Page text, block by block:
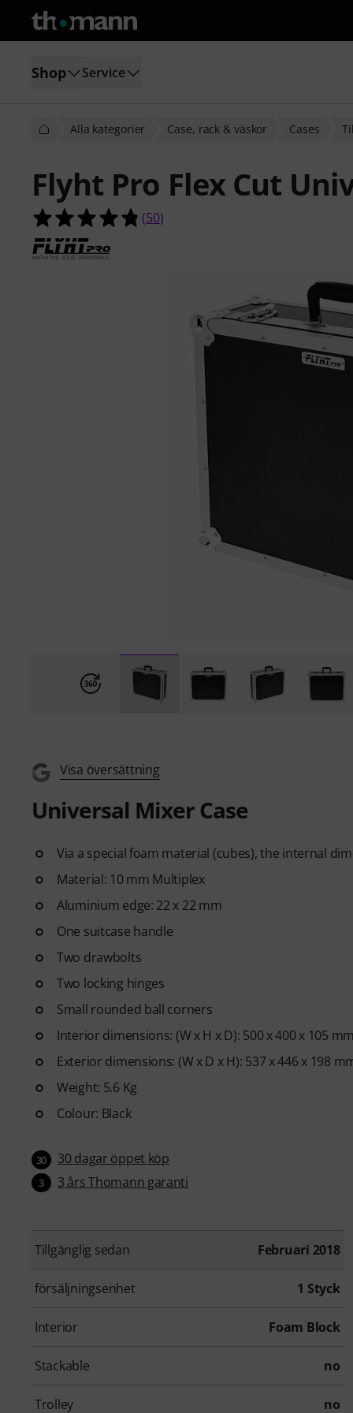
Shop Service
Alla kategorier Case, rack & väskor Cases
Flyht Pro Flex Cut
4.8 av 5 stjärnor från 50 kundbetyg
(50)
Visa översättning
Universal Mixer Case
Via a special foam material (cubes), the internal
Material: 10 mm Multiplex
Aluminium edge: 22 x 22 mm
One suitcase handle
Two drawbolts
Two locking hinges
Small rounded ball corners
Interior dimensions: (W x H x D): 500 x 400 x 105 mm
Exterior dimensions: (W x D x H): 537 x 446 x 198
Weight: 5.6 Kg
Colour: Black
30 30 dagar öppet köp
3 3 års Thomann garanti
Tillgänglig sedan Februari 2018
försäljningsenhet 1 Styck
Interior Foam Block
Stackable no
Trolley no